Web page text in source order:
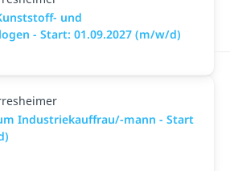
und
- Start: 01.09.2027 (m/w/d)
Industriekauffrau/-mann - Start